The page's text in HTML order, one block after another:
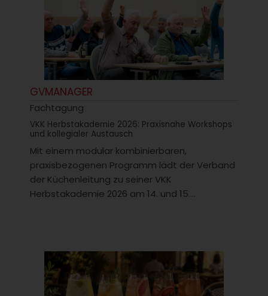
GVMANAGER
Fachtagung
VKK Herbstakademie 2026: Praxisnahe Workshops
und kollegialer Austausch
Mit einem modular kombinierbaren,
praxisbezogenen Programm lädt der Verband
der Küchenleitung zu seiner VKK
Herbstakademie 2026 am 14. und 15....